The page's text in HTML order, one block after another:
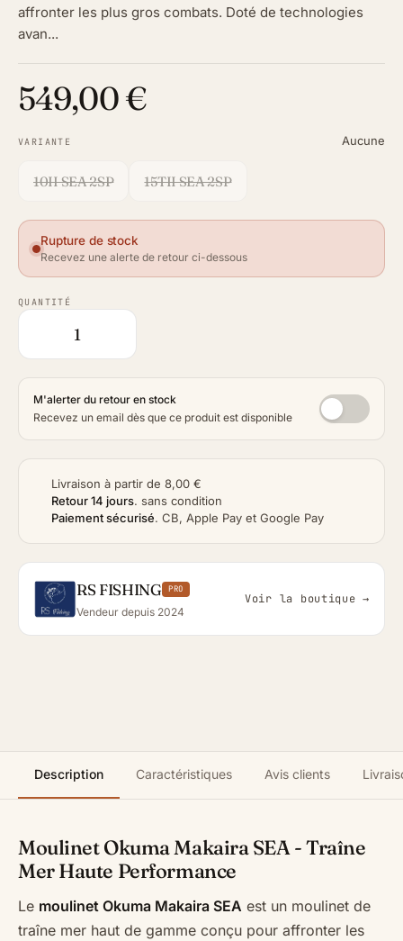
affronter les plus gros combats. Doté de technologies
avan...
549,00 €
VARIANTE Aucune
10II SEA 2SP 15TII SEA 2SP
Rupture de stock
Recevez une alerte de retour ci-dessous
QUANTITÉ
M'alerter du retour en stock
Recevez un email dès que ce produit est disponible
Livraison à partir de 8,00 €
Retour 14 jours. sans condition
Paiement sécurisé. CB, Apple Pay et Google Pay
RS FISHING PRO
Vendeur depuis 2024
Voir la boutique →
Description Caractéristiques Avis clients
Moulinet Okuma Makaira SEA - Traîne
Mer Haute Performance
Le moulinet Okuma Makaira SEA est un moulinet de
traîne mer haut de gamme conçu pour affronter les